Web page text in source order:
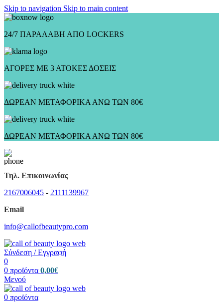
Skip to navigation Skip to main content
24/7 ΠΑΡΑΛΑΒΗ ΑΠΟ LOCKERS
ΑΓΟΡΕΣ ΜΕ 3 ΑΤΟΚΕΣ ΔΟΣΕΙΣ
ΔΩΡΕΑΝ ΜΕΤΑΦΟΡΙΚΑ ΑΝΩ ΤΩΝ 80€
ΔΩΡΕΑΝ ΜΕΤΑΦΟΡΙΚΑ ΑΝΩ ΤΩΝ 80€
Τηλ. Επικοινωνίας
2167006045 - 2111139967
Email
info@callofbeautypro.com
Σύνδεση / Εγγραφή
0
0 προϊόντα 0,00€
Μενού
0 προϊόντα